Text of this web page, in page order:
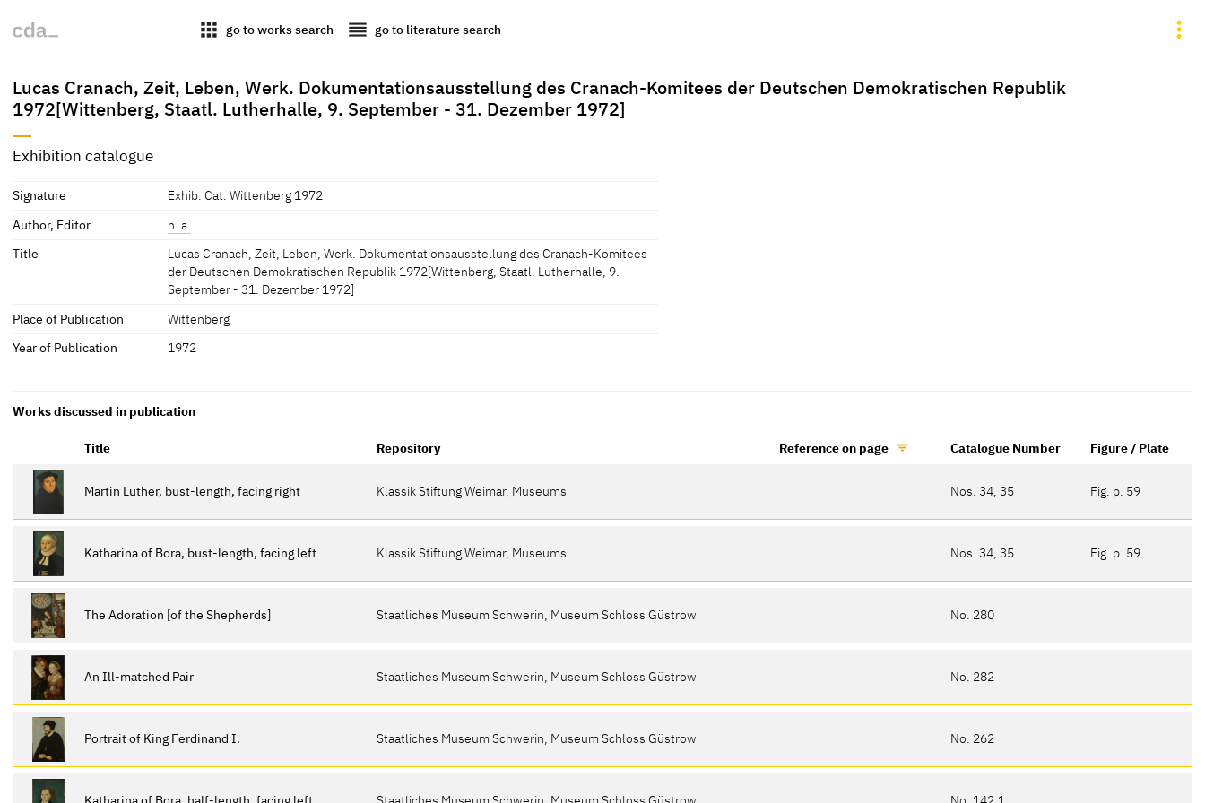
apps go to works search reorder go to literature search
Lucas Cranach, Zeit, Leben, Werk. Dokumentationsausstellung des Cranach-Komitees der Deutschen Demokratischen Republik
1972[Wittenberg, Staatl. Lutherhalle, 9. September - 31. Dezember 1972]
Exhibition catalogue
Signature
Exhib. Cat. Wittenberg 1972
Author, Editor
n. a.
Title
Lucas Cranach, Zeit, Leben, Werk. Dokumentationsausstellung des Cranach-Komitees
der Deutschen Demokratischen Republik 1972[Wittenberg, Staatl. Lutherhalle, 9.
September - 31. Dezember 1972]
Place of Publication
Wittenberg
Year of Publication
1972
Works discussed in publication
Title Repository Reference on page Catalogue Number Figure / Plate
Martin Luther, bust-length, facing right Klassik Stiftung Weimar, Museums Nos. 34, 35 Fig. p. 59
Katharina of Bora, bust-length, facing left Klassik Stiftung Weimar, Museums Nos. 34, 35 Fig. p. 59
The Adoration [of the Shepherds] Staatliches Museum Schwerin, Museum Schloss Güstrow No. 280
An Ill-matched Pair Staatliches Museum Schwerin, Museum Schloss Güstrow No. 282
Portrait of King Ferdinand I. Staatliches Museum Schwerin, Museum Schloss Güstrow No. 262
Katharina of Bora, half-length, facing left Staatliches Museum Schwerin, Museum Schloss Güstrow No. 142.1